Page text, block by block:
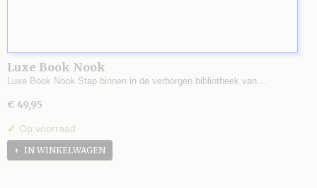
Luxe Book Nook
Luxe Book Nook Stap binnen in de verborgen bibliotheek van…
€ 49,95
✓ Op voorraad
IN WINKELWAGEN